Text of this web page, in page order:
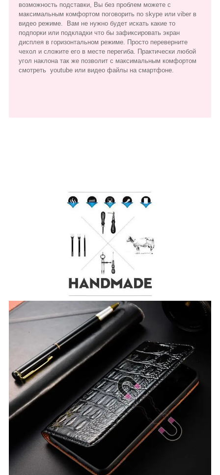
возможность подставки, Вы без проблем можете с
максимальным комфортом поговорить по skype или viber в
видео режиме. Вам не нужно будет искать какие то
подпорки или подкладки что бы зафиксировать экран
дисплея в горизонтальном режиме. Просто переверните
чехол и сложите его в месте перегиба. Практически любой
угол наклона так же позволит с максимальным комфортом
смотреть youtube или видео файлы на смартфоне.